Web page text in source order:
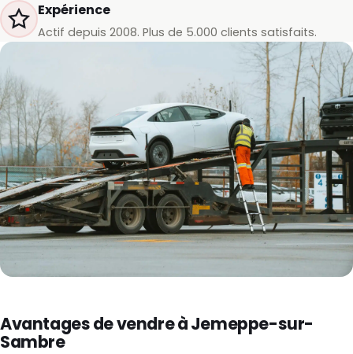
Expérience
Actif depuis 2008. Plus de 5.000 clients satisfaits.
Avantages de vendre à Jemeppe-sur-
Sambre